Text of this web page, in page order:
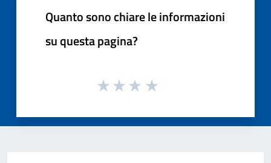
Quanto sono chiare le informazioni
su questa pagina?